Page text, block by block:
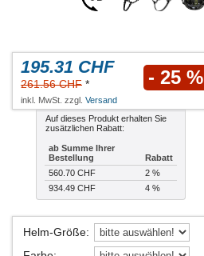
195.31 CHF
261.56 CHF * - 25 %
inkl. MwSt. zzgl. Versand
Auf dieses Produkt erhalten Sie
zusätzlichen Rabatt:
ab Summe Ihrer
Bestellung
Rabatt
560.70 CHF
2 %
934.49 CHF
4 %
Helm-Größe: